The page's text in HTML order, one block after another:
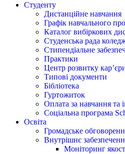
Студенту
Дистанційне навчання
Графік навчального
Каталог вибіркових
Студенська рада
Стипендіальне
Практики
Центр розвитку
Типові документи
Бібліотека
Гуртожиток
Оплата за навчання та
Соціальна програма
Освіта
Громадське
Внутрішнє
Моніторинг